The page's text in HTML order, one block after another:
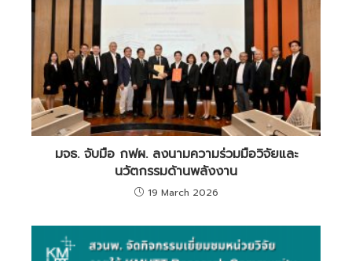
มจธ. จับมือ กฟผ. ลงนามความร่วมมือวิจัยและ
นวัตกรรมด้านพลังงาน
19 March 2026